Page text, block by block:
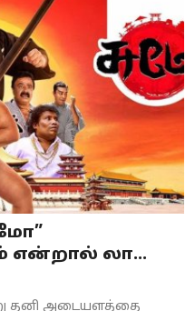
என்றால் லா...
தனி அடையளத்தை